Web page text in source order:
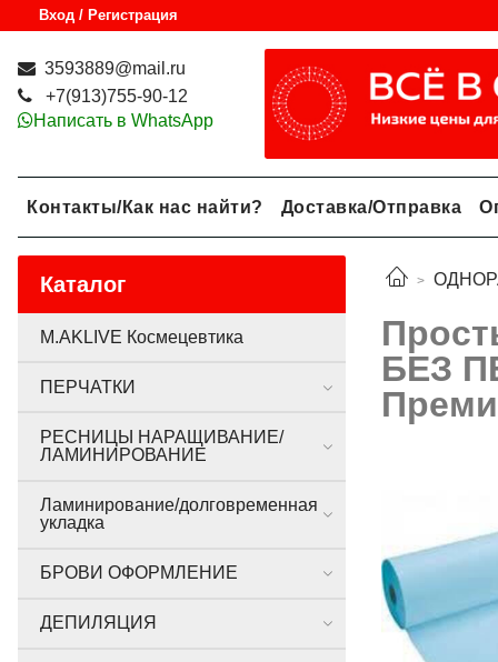
Вход / Регистрация
3593889@mail.ru
+7(913)755-90-12
Написать в WhatsApp
Контакты/Как нас найти? Доставка/Отправка
БЕЗ
Каталог
M.AKLIVE Космецевтика
ПЕРЧАТКИ
РЕСНИЦЫ НАРАЩИВАНИЕ/
ЛАМИНИРОВАНИЕ
Ламинирование/долговременная
укладка
БРОВИ ОФОРМЛЕНИЕ
ДЕПИЛЯЦИЯ